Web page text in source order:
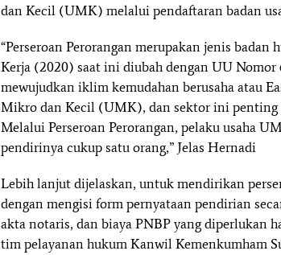
dan Kecil (UMK) melalui pendaftaran badan
“Perseroan Perorangan merupakan jenis
Kerja (2020) saat ini diubah dengan UU Nomor
mewujudkan iklim kemudahan berusaha atau
Mikro dan Kecil (UMK), dan sektor ini penting
Melalui Perseroan Perorangan, pelaku usaha
pendirinya cukup satu orang,” Jelas Hernadi
Lebih lanjut dijelaskan, untuk mendirikan
dengan mengisi form pernyataan pendirian
akta notaris, dan biaya PNBP yang diperlukan
tim pelayanan hukum Kanwil Kemenkumham